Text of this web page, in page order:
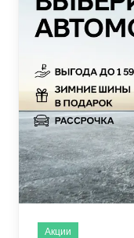
Акции